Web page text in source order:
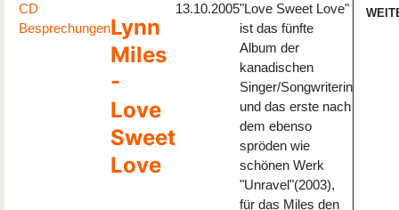
CD
BesprechungenLynn
Miles
-
Love
Sweet
Love
13.10.2005"Love Sweet Love"
ist das fünfte
Album der
kanadischen
Singer/Songwriterin
und das erste nach
dem ebenso
spröden wie
schönen Werk
"Unravel"(2003),
für das Miles den